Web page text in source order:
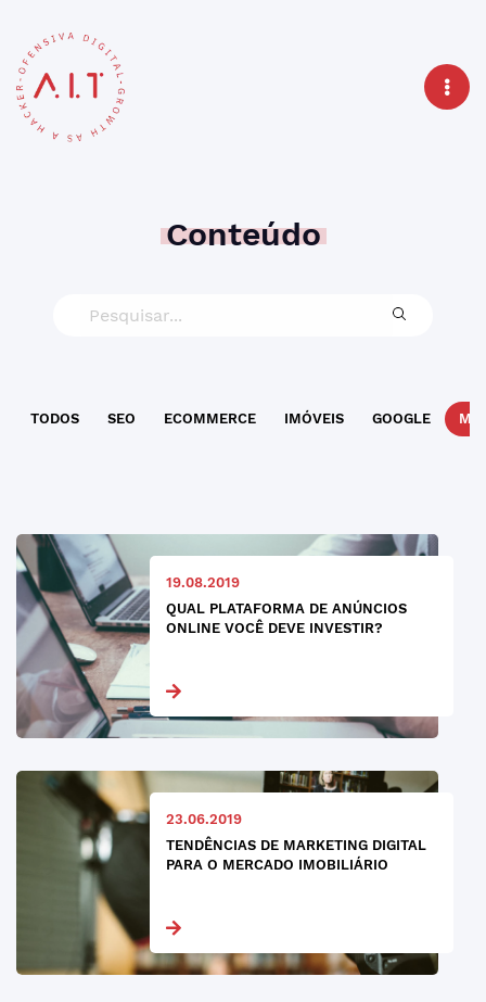
Conteúdo
TODOS SEO ECOMMERCE IMÓVEIS GOOGLE
19.08.2019
QUAL PLATAFORMA DE ANÚNCIOS
ONLINE VOCÊ DEVE INVESTIR?
23.06.2019
TENDÊNCIAS DE MARKETING DIGITAL
PARA O MERCADO IMOBILIÁRIO